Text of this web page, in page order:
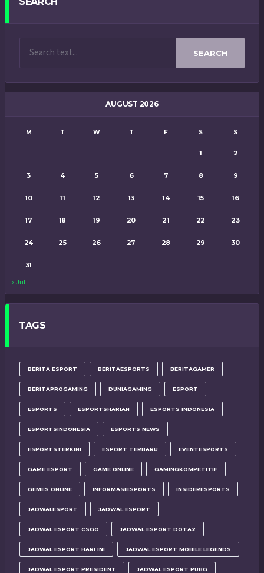
SEARCH
AUGUST 2026
M T W T F S S
1 2
3 4 5 6 7 8 9
10 11 12 13 14 15 16
17 18 19 20 21 22 23
24 25 26 27 28 29 30
31
« Jul
TAGS
BERITA ESPORT BERITAESPORTS BERITAGAMER
BERITAPROGAMING DUNIAGAMING ESPORT
ESPORTS ESPORTSHARIAN ESPORTS INDONESIA
ESPORTSINDONESIA ESPORTS NEWS
ESPORTSTERKINI ESPORT TERBARU EVENTESPORTS
GAME ESPORT GAME ONLINE GAMINGKOMPETITIF
GEMES ONLINE INFORMASIESPORTS INSIDERESPORTS
JADWALESPORT JADWAL ESPORT
JADWAL ESPORT CSGO JADWAL ESPORT DOTA2
JADWAL ESPORT HARI INI JADWAL ESPORT MOBILE LEGENDS
JADWAL ESPORT PRESIDENT JADWAL ESPORT PUBG